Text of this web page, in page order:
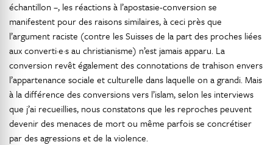
échantillon –, les réactions à l’apostasie-conversion se
manifestent pour des raisons similaires, à ceci près que
l’argument raciste (contre les Suisses de la part des proches liées
aux converti·e·s au christianisme) n’est jamais apparu. La
conversion revêt également des connotations de trahison envers
l’appartenance sociale et culturelle dans laquelle on a grandi. Mais
à la différence des conversions vers l’islam, selon les interviews
que j’ai recueillies, nous constatons que les reproches peuvent
devenir des menaces de mort ou même parfois se concrétiser
par des agressions et de la violence.